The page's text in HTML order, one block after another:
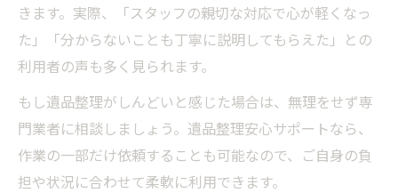
きます。実際、「スタッフの親切な対応で心が軽くなっ
た」「分からないことも丁寧に説明してもらえた」との
利用者の声も多く見られます。
もし遺品整理がしんどいと感じた場合は、無理をせず専
門業者に相談しましょう。遺品整理安心サポートなら、
作業の一部だけ依頼することも可能なので、ご自身の負
担や状況に合わせて柔軟に利用できます。